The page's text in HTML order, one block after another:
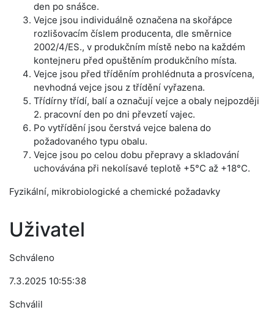
den po snášce.
Vejce jsou individuálně označena na skořápce
rozlišovacím číslem producenta, dle směrnice
2002/4/ES., v produkčním místě nebo na každém
kontejneru před opuštěním produkčního místa.
Vejce jsou před tříděním prohlédnuta a prosvícena,
nevhodná vejce jsou z třídění vyřazena.
Třídírny třídí, balí a označují vejce a obaly nejpozději
2. pracovní den po dni převzetí vajec.
Po vytřídění jsou čerstvá vejce balena do
požadovaného typu obalu.
Vejce jsou po celou dobu přepravy a skladování
uchovávána při nekolísavé teplotě +5°C až +18°C.
Fyzikální, mikrobiologické a chemické požadavky
Uživatel
Schváleno
7.3.2025 10:55:38
Schválil